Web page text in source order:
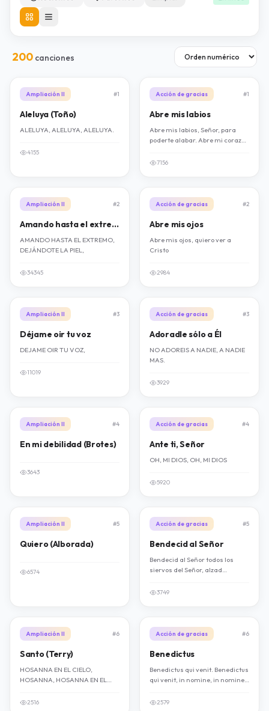
200 canciones
Ampliación II #1
Aleluya (Toño)
ALELUYA, ALELUYA, ALELUYA.
4155
Acción de gracias #1
Abre mis labios
Abre mis labios, Señor, para
poderte alabar. Abre mi corazón
7156
Ampliación II #2
Amando hasta el extremo (Maite López)
AMANDO HASTA EL EXTREMO,
DEJÁNDOTE LA PIEL,
34345
Acción de gracias #2
Abre mis ojos
Abre mis ojos, quiero ver a
Cristo
2984
Ampliación II #3
Déjame oir tu voz
DEJAME OIR TU VOZ,
11019
Acción de gracias #3
Adoradle sólo a Él
NO ADOREIS A NADIE, A NADIE
MAS.
3929
Ampliación II #4
En mi debilidad (Brotes)
3643
Acción de gracias #4
Ante ti, Señor
OH, MI DIOS, OH, MI DIOS
5920
Ampliación II #5
Quiero (Alborada)
6574
Acción de gracias #5
Bendecid al Señor
Bendecid al Señor todos los
siervos del Señor, alzad
santuario, y bendecid al Señor.
3749
Ampliación II #6
Santo (Terry)
HOSANNA EN EL CIELO,
HOSANNA, HOSANNA EN EL
2516
Acción de gracias #6
Benedictus
Benedictus qui venit. Benedictus
qui venit, in nomine, in nomine,
2579